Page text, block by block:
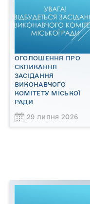
ОГОЛОШЕННЯ ПРО
СКЛИКАННЯ
ЗАСІДАННЯ
ВИКОНАВЧОГО
КОМІТЕТУ МІСЬКОЇ
РАДИ
29 липня 2026